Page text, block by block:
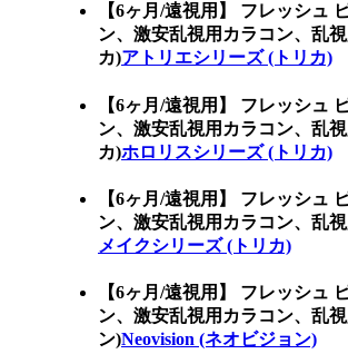
【6ヶ月/遠視用】 フレッシュ
ン、激安乱視用カラコン、乱
カ)アトリエシリーズ (トリカ)
【6ヶ月/遠視用】 フレッシュ
ン、激安乱視用カラコン、乱
カ)ホロリスシリーズ (トリカ)
【6ヶ月/遠視用】 フレッシュ
ン、激安乱視用カラコン、乱
メイクシリーズ (トリカ)
【6ヶ月/遠視用】 フレッシュ
ン、激安乱視用カラコン、乱
ン)Neovision (ネオビジョン)